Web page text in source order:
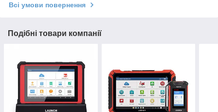
Всі умови повернення
Подібні товари компанії